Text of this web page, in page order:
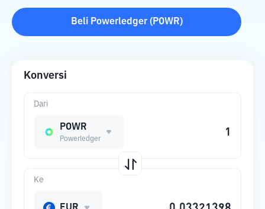
Beli Powerledger( POWR)
Konversi
Dari
POWR
Powerledger
Ke